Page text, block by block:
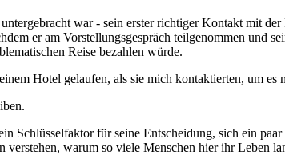
war - sein erster richtiger Kontakt mit
er am Vorstellungsgespräch teilgenommen und
Reise bezahlen würde.
Hotel gelaufen, als sie mich kontaktierten, um es
für seine Entscheidung, sich ein
warum so viele Menschen hier ihr Leben